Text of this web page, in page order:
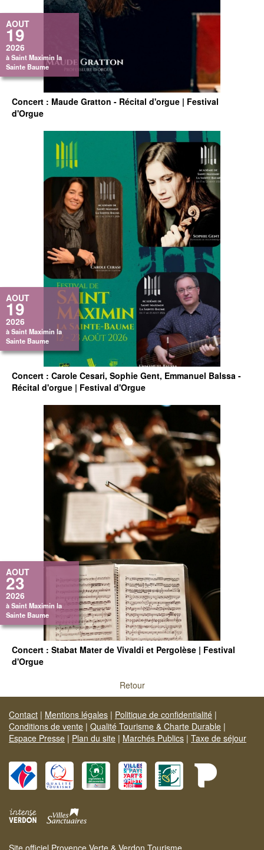
AOUT
19
2026
à Saint Maximin la
Sainte Baume
Concert : Maude Gratton - Récital d'orgue | Festival
d'Orgue
AOUT
19
2026
à Saint Maximin la
Sainte Baume
Concert : Carole Cesari, Sophie Gent, Emmanuel Balssa -
Récital d'orgue | Festival d'Orgue
AOUT
23
2026
à Saint Maximin la
Sainte Baume
Concert : Stabat Mater de Vivaldi et Pergolèse | Festival
d'Orgue
Retour
Contact | Mentions légales | Politique de confidentialité |
Conditions de vente | Qualité Tourisme & Charte Durable |
Espace Presse | Plan du site | Marchés Publics | Taxe de séjour
Site officiel Provence Verte & Verdon Tourisme